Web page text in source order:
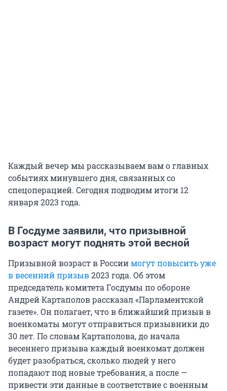
Каждый вечер мы рассказываем вам о главных
событиях минувшего дня, связанных со
спецоперацией. Сегодня подводим итоги 12
января 2023 года.
В Госдуме заявили, что призывной
возраст могут поднять этой весной
Призывной возраст в Россиимогут повысить уже
в весенний призыв2023 года. Об этом
председатель комитета Госдумы по обороне
Андрей Картаполов рассказал «Парламентской
газете». Он полагает, что в ближайший призыв в
военкоматы могут отправиться призывники до
30 лет. По словам Картаполова, до начала
весеннего призыва каждый военкомат должен
будет разобраться, сколько людей у него
попадают под новые требования, а после —
привести эти данные в соответствие с военным